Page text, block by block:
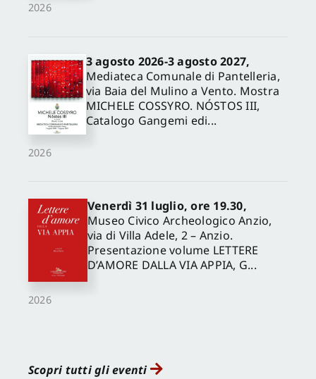
2026
2026
3 agosto 2026-3 agosto 2027,
Mediateca Comunale di Pantelleria,
via Baia del Mulino a Vento. Mostra
MICHELE COSSYRO. NÓSTOS III,
Catalogo Gangemi edi...
2026
Venerdì 31 luglio, ore 19.30,
Museo Civico Archeologico Anzio,
via di Villa Adele, 2 – Anzio.
Presentazione volume LETTERE
D’AMORE DALLA VIA APPIA, G...
Scopri tutti gli eventi